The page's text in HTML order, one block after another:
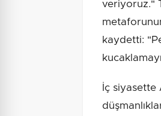
veriyoruz."
kaydetti:
İç siyasette